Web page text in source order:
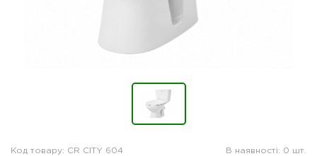
Код товару: CR CITY 604 В наявності: 0 шт.